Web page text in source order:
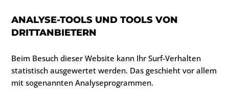
ANALYSE-TOOLS UND TOOLS VON
DRITTANBIETERN
Beim Besuch dieser Website kann Ihr Surf-Verhalten
statistisch ausgewertet werden. Das geschieht vor allem
mit sogenannten Analyseprogrammen.